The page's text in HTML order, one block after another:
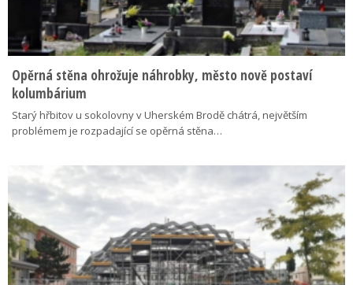
Opěrná stěna ohrožuje náhrobky, město nově postaví
kolumbárium
Starý hřbitov u sokolovny v Uherském Brodě chátrá, největším
problémem je rozpadající se opěrná stěna…